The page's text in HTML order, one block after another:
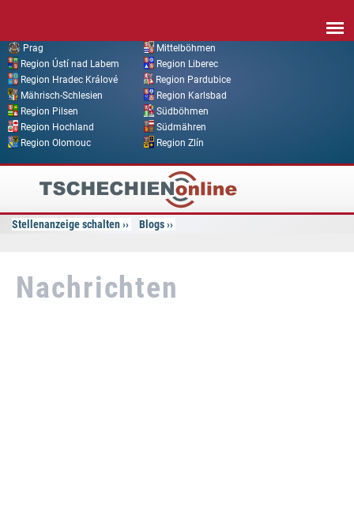
Prag
Mittelböhmen
Region Ústí nad Labem
Region Liberec
Region Hradec Králové
Region Pardubice
Mährisch-Schlesien
Region Karlsbad
Region Pilsen
Südböhmen
Region Hochland
Südmähren
Region Olomouc
Region Zlín
Tschechien
Online
Stellenanzeige schalten Blogs
Nachrichten